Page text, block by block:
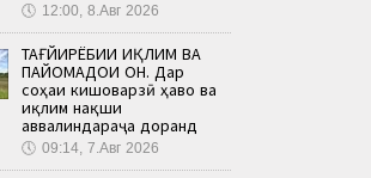
🕔 12:00, 8.Авг 2026
ТАҒЙИРЁБИИ ИҚЛИМ ВА
ПАЙОМАДҲОИ ОН. Дар
соҳаи кишоварзӣ ҳаво ва
иқлим нақши
аввалиндараҷа доранд
🕔 09:14, 7.Авг 2026